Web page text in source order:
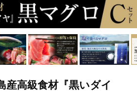
産高級食材『黒いダイ